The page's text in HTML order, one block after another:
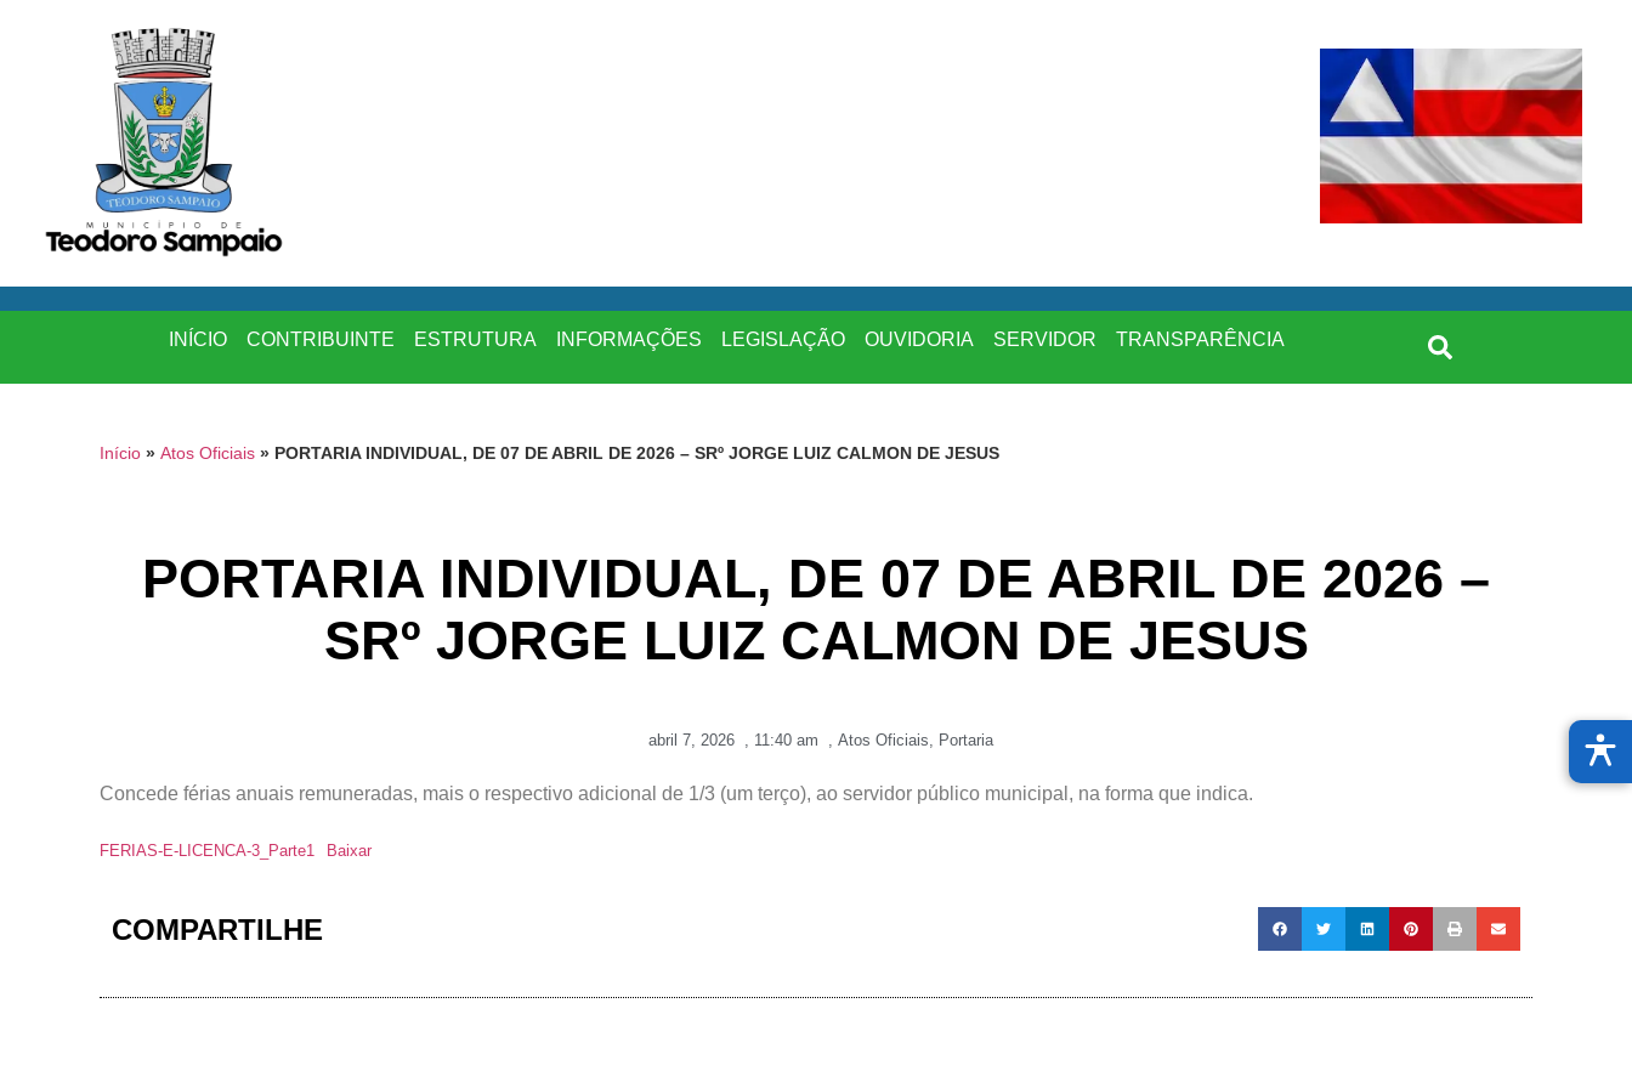
INÍCIO CONTRIBUINTE ESTRUTURA INFORMAÇÕES LEGISLAÇÃO OUVIDORIA SERVIDOR TRANSPARÊNCIA
Início » Atos Oficiais » PORTARIA INDIVIDUAL, DE 07 DE ABRIL DE 2026 – SRº JORGE LUIZ CALMON DE JESUS
PORTARIA INDIVIDUAL, DE 07 DE ABRIL DE 2026 –
SRº JORGE LUIZ CALMON DE JESUS
abril 7, 2026 11:40 am Atos Oficiais Portaria
Concede férias anuais remuneradas, mais o respectivo adicional de 1/3 (um terço), ao servidor público municipal, na forma que indica.
FERIAS-E-LICENCA-3_Parte1 Baixar
COMPARTILHE